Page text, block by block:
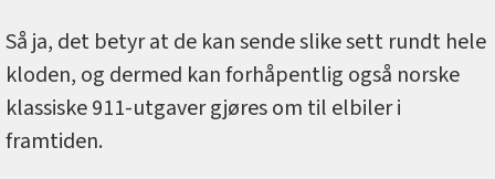
Så ja, det betyr at de kan sende slike sett rundt hele
kloden, og dermed kan forhåpentlig også norske
klassiske 911-utgaver gjøres om til elbiler i
framtiden.